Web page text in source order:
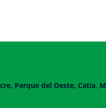
Parque del Oeste, Catia,